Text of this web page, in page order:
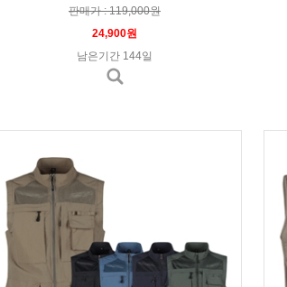
판매가 : 119,000원
24,900원
남은기간 144일